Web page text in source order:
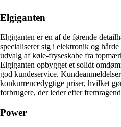
Elgiganten
Elgiganten er en af de førende
specialiserer sig i elektronik og
udvalg af køle-fryseskabe fra
Elgiganten opbygget et solidt
god kundeservice.
konkurrencedygtige priser, hvilket
forbrugere, der leder efter
Power